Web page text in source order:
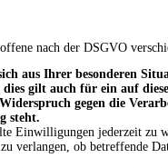
nach der DSGVO
aus Ihrer besonderen
gilt auch für ein auf
gegen die
steht.
Einwilligungen jederzeit zu
verlangen, ob betreffende